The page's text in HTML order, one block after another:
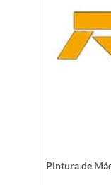
Pintura de